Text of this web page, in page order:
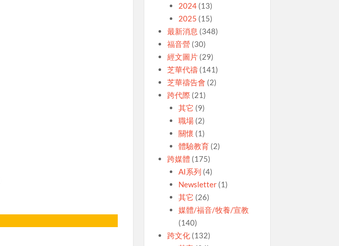
2024 (13)
2025 (15)
最新消息 (348)
福音營(30)
經文圖片(29)
芝華代禱(141)
芝華禱告會 (2)
跨代際(21)
其它 (9)
職場 (2)
關懷 (1)
體驗教育 (2)
跨媒體 (175)
AI系列 (4)
Newsletter (1)
其它 (26)
媒體/福音/牧養/宣教
(140)
跨文化 (132)